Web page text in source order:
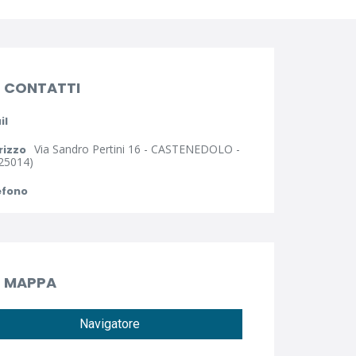
CONTATTI
Via Sandro Pertini 16 - CASTENEDOLO -
MAPPA
Navigatore